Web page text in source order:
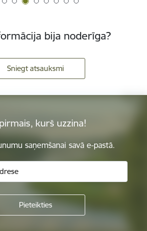
bija noderīga?
Sniegt atsauksmi
kurš uzzina!
saņemšanai savā e-pastā.